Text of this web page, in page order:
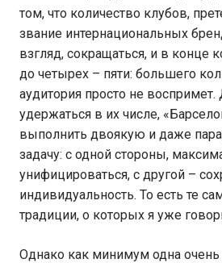
том, что количество клубов,
звание интернациональных
взгляд, сокращаться, и в конце
до четырех – пяти: большего
аудитория просто не воспримет.
удержаться в их числе,
выполнить двоякую и даже
задачу: с одной стороны,
унифицироваться, с другой –
индивидуальность. То есть те
традиции, о которых я уже
Однако как минимум одна очень